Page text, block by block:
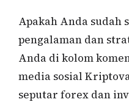
Apakah Anda sudah
pengalaman dan
Anda di kolom
media sosial
seputar forex dan